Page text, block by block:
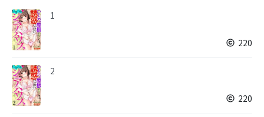
1
220
2
220